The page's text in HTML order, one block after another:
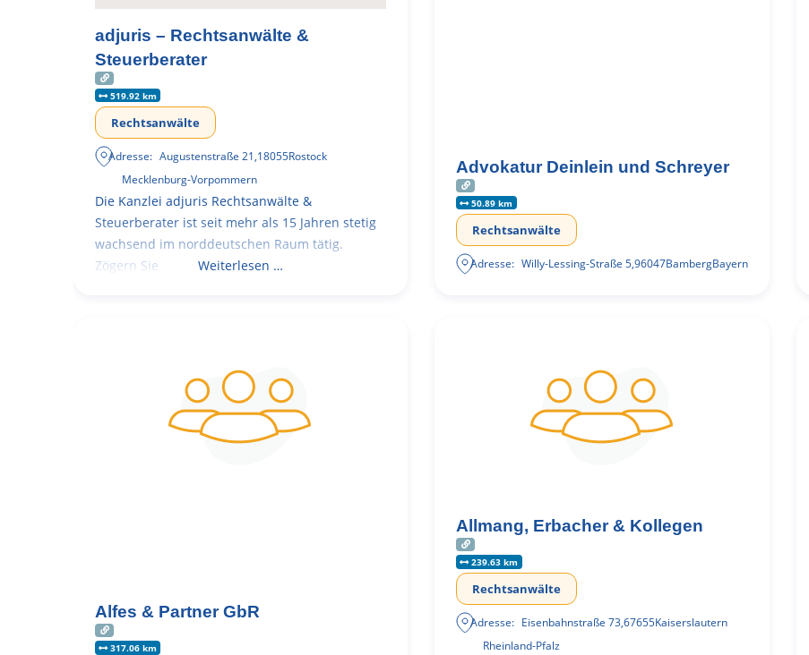
adjuris – Rechtsanwälte &
Steuerberater
519.92 km
Rechtsanwälte
Adresse: Augustenstraße 21,18055Rostock
Mecklenburg-Vorpommern
Die Kanzlei adjuris Rechtsanwälte &
Steuerberater ist seit mehr als 15 Jahren stetig
wachsend im norddeutschen Raum tätig.
Zögern Sie
Weiterlesen …
Advokatur Deinlein und Schreyer
50.89 km
Rechtsanwälte
Adresse: Willy-Lessing-Straße 5,96047BambergBayern
Alfes & Partner GbR
317.06 km
Allmang, Erbacher & Kollegen
239.63 km
Rechtsanwälte
Adresse: Eisenbahnstraße 73,67655Kaiserslautern
Rheinland-Pfalz